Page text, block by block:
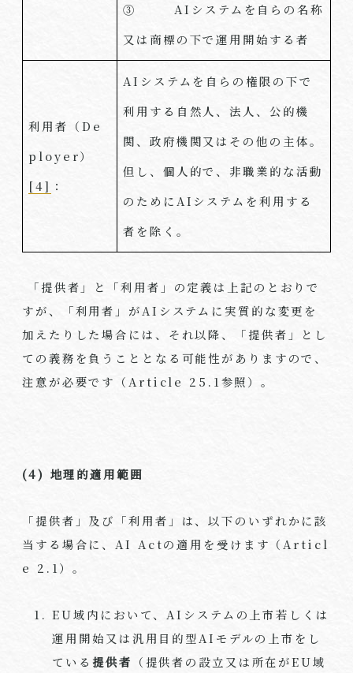
③ AI システムを自らの名称
又は商標の下で運用開始する者
利用者（De
ployer）
[4] ：
AI システムを自らの権限の下で
利用する自然人、法人、公的機
関、政府機関又はその他の主体。
但し、個人的で、非職業的な活動
のために AI システムを利用する
者を除く。
「提供者」と「利用者」の定義は上記のとおりで
すが、「利用者」がAI システムに実質的な変更を
加えたりした場合には、それ以降、「提供者」とし
ての義務を負うこととなる可能性がありますので、
注意が必要です（ Article 25.1 参照）。
(4) 地理的適用範囲
「提供者」及び「利用者」は、以下のいずれかに該
当する場合に、AI Actの適用を受けます（Articl
e 2.1）。
EU域内において、 AI システムの上市若しくは
運用開始又は汎用目的型AI モデルの上市をし
ている提供者 （提供者の設立又は所在がEU域